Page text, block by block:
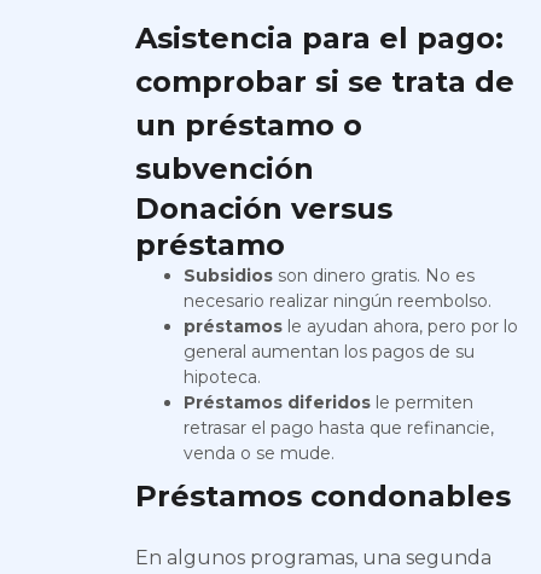
Asistencia para el pago:
comprobar si se trata de
un préstamo o
subvención
Donación versus
préstamo
Subsidios son dinero gratis. No es
necesario realizar ningún reembolso.
préstamos le ayudan ahora, pero por lo
general aumentan los pagos de su
hipoteca.
Préstamos diferidos le permiten
retrasar el pago hasta que refinancie,
venda o se mude.
Préstamos condonables
En algunos programas, una segunda